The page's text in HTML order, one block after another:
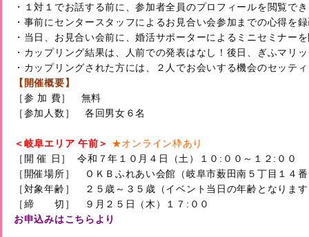
・１対１でお話する前に、参加者全員のプロフィールを閲覧で
・事前にセンタースタッフによるお見合い会参加までの心得を
・当日、お見合い会前に、婚活サポーターによるミニセミナー
・カップリング結果は、人前での発表はなし！後日、ぎふマリ
・カップリングされた方には、２人でお会いする機会のセッテ
【開催概要】
［参 加 費］　無料
［参加人数］　各回男女６名
＜岐阜エリア 午前＞ ★オンライン枠あり
［開 催 日］  令和７年１０月４日（土）１０:００～１２:００
［開催場所］　ＯＫＢふれあい会館（岐阜市薮田南５丁目１４
［対象年齢］　２５歳～３５歳（イベント当日の年齢となりま
お申込みはこちらより